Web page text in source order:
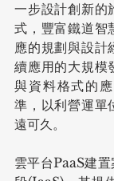
一步設計創新的
式，豐富鐵道智
應的規劃與設計
續應用的大規模
與資料格式的
準，以利營運單
遠可久。
雲平台PaaS建